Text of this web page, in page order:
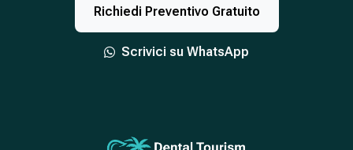
Richiedi Preventivo Gratuito
Scrivici su WhatsApp